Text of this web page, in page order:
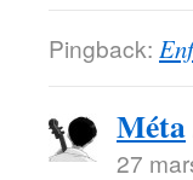
Pingback:
Méta
27